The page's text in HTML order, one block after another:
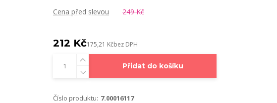
Cena před slevou 249 Kč
212 Kč175,21 Kčbez DPH
Přidat do košíku
Číslo produktu: 7.00016117